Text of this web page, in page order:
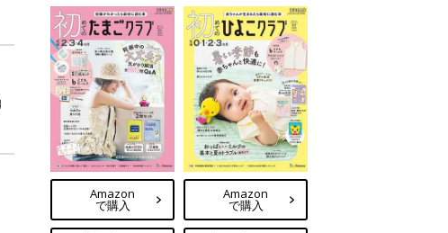
Amazon
で購入
Amazon
で購入